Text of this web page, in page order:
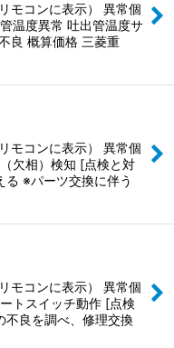
モコンに表示） 異常個
温度異常 吐出管温度サ
良 概算価格 三菱重
モコンに表示） 異常個
欠相）検知 [点検と対
※パーツ交換に伴う
モコンに表示） 異常個
トスイッチ動作 [点検
不良を調べ、修理交換